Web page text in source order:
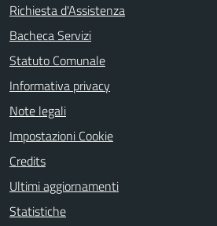
Richiesta d'Assistenza
Bacheca Servizi
Statuto Comunale
Informativa privacy
Note legali
Impostazioni Cookie
Credits
Ultimi aggiornamenti
Statistiche